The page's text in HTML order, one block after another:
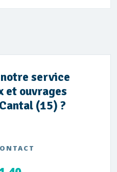
service
et ouvrages
(15) ?